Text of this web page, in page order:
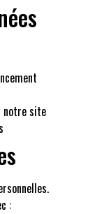
notre site
: